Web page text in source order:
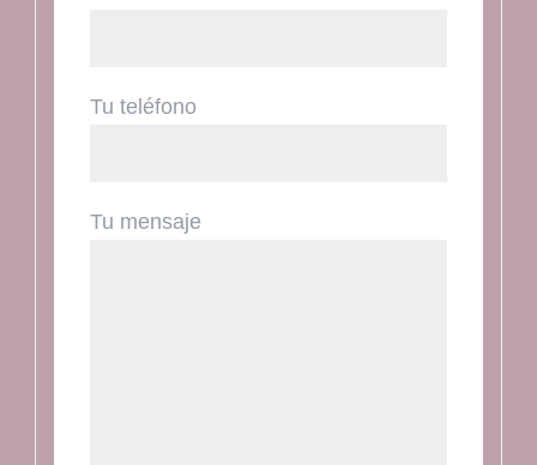
Tu teléfono
Tu mensaje